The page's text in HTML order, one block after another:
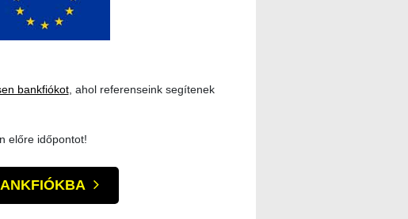
bankfiókot, ahol referenseink segítenek
előre időpontot!